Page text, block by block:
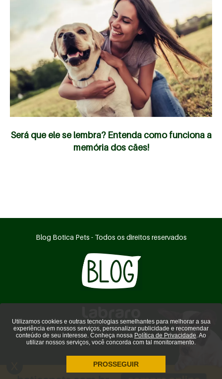
Será que ele se lembra? Entenda como funciona a
memória dos cães!
Blog Botica Pets - Todos os direitos reservados
agência de marketing digital
Utilizamos cookies e outras tecnologias semelhantes para melhorar a sua
experiência em nossos serviços, personalizar publicidade e recomendar
conteúdo de seu interesse. Conheça nossa Política de Privacidade. Ao
utilizar nossos serviços, você concorda com tal monitoramento.
PROSSEGUIR